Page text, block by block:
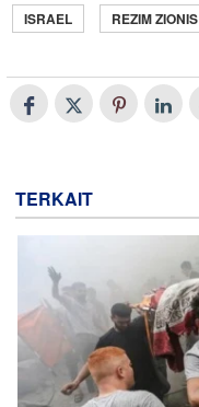
ISRAEL REZIM ZIONIS
TERKAIT